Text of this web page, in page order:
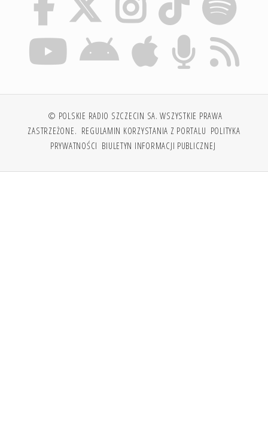
© POLSKIE RADIO SZCZECIN SA. WSZYSTKIE PRAWA
ZASTRZEŻONE. REGULAMIN KORZYSTANIA Z PORTALU POLITYKA
PRYWATNOŚCI BIULETYN INFORMACJI PUBLICZNEJ